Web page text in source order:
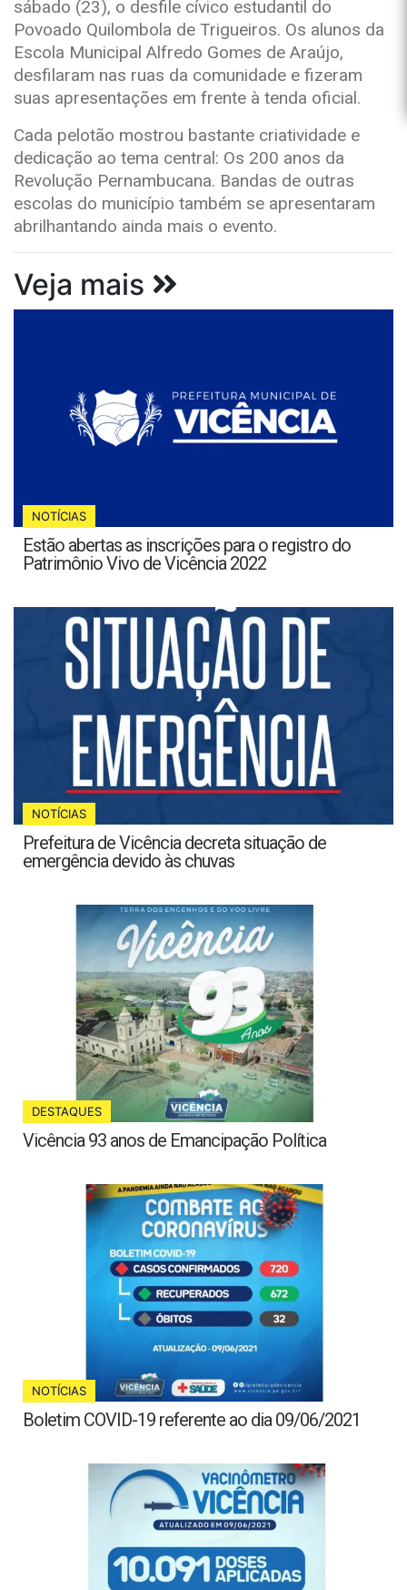
sábado (23), o desfile cívico estudantil do
Povoado Quilombola de Trigueiros. Os alunos da
Escola Municipal Alfredo Gomes de Araújo,
desfilaram nas ruas da comunidade e fizeram
suas apresentações em frente à tenda oficial.
Cada pelotão mostrou bastante criatividade e
dedicação ao tema central: Os 200 anos da
Revolução Pernambucana. Bandas de outras
escolas do município também se apresentaram
abrilhantando ainda mais o evento.
Veja mais
NOTÍCIAS
Estão abertas as inscrições para o registro do
Patrimônio Vivo de Vicência 2022
NOTÍCIAS
Prefeitura de Vicência decreta situação de
emergência devido às chuvas
DESTAQUES
Vicência 93 anos de Emancipação Política
NOTÍCIAS
Boletim COVID-19 referente ao dia 09/06/2021